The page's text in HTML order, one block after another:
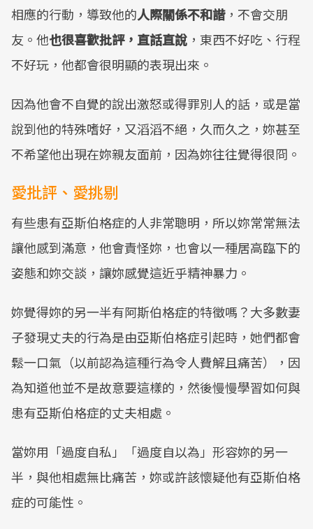
相應的行動，導致他的人際關係不和諧，不會交朋
友。他也很喜歡批評，直話直說 ，東西不好吃、行程
不好玩，他都會很明顯的表現出來。
因為他會不自覺的說出激怒或得罪別人的話，或是當
說到他的特殊嗜好，又滔滔不絕，久而久之，妳甚至
不希望他出現在妳親友面前，因為妳往往覺得很冏。
愛批評、愛挑剔
有些患有亞斯伯格症的人非常聰明，所以妳常常無法
讓他感到滿意，他會責怪妳，也會以一種居高臨下的
姿態和妳交談，讓妳感覺這近乎精神暴力。
妳覺得妳的另一半有阿斯伯格症的特徵嗎？大多數妻
子發現丈夫的行為是由亞斯伯格症引起時，她們都會
鬆一口氣（以前認為這種行為令人費解且痛苦），因
為知道他並不是故意要這樣的，然後慢慢學習如何與
患有亞斯伯格症的丈夫相處。
當妳用「過度自私」「過度自以為」形容妳的另一
半，與他相處無比痛苦，妳或許該懷疑他有亞斯伯格
症的可能性。